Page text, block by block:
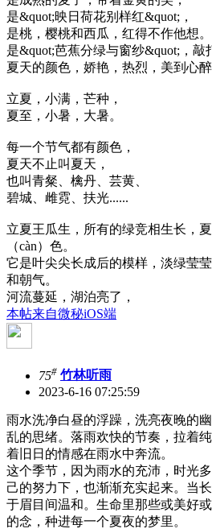
是&quot;映日荷花别样红&quot;，
是桃，樱桃和西瓜，红得不作他想。
是&quot;芭蕉分绿与窗纱&quot;，敲
夏天的颜色，娇艳，热烈，美到心醉
立夏，小满，芒种，
夏至，小暑，大暑。
每一个节气都有颜色，
夏天不止叫夏天，
也叫青粲、檎丹、芸黄、
碧城、雌霓、扶光......
立夏王瓜生，所有的绿竞相生长，
（càn）色。
它是叶尖尖长成后的模样，淡绿莹
和朝气。
河流蔓延，湖泊亮了，
本帖来自微秘iOS端
75# 竹林听雨
2023-6-16 07:25:59
雨水洗净白昼的浮躁，洗亮夜晚的
乱的思绪。落雨欢快的节奏，拉着
着旧日的情感在雨水中奔流。
这个季节，因为雨水的充沛，时光
己的努力下，也渐渐充实起来。当
于眉目间温和。生命里那些或美好
的念，种进每一个夏夜的梦里。